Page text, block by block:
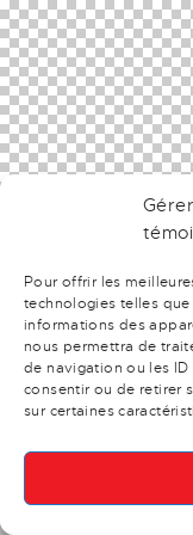
Pour offrir les
technologies telles
informations des
nous permettra de
de navigation ou les
consentir ou de retirer
sur certaines